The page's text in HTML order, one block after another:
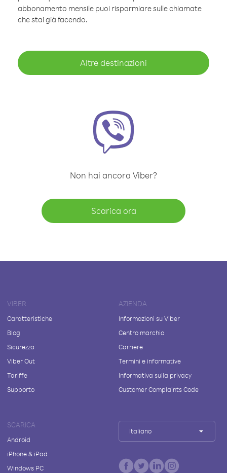
abbonamento mensile puoi risparmiare sulle chiamate
che stai già facendo.
Altre destinazioni
Non hai ancora Viber?
Scarica ora
VIBER
Caratteristiche
Blog
Sicurezza
Viber Out
Tariffe
Supporto
AZIENDA
Informazioni su Viber
Centro marchio
Carriere
Termini e informative
Informativa sulla privacy
Customer Complaints Code
SCARICA
Android
iPhone & iPad
Windows PC
Italiano